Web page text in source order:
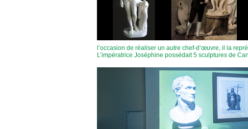
l’occasion de réaliser un autre chef-d’œuvre, il la
L’impératrice Joséphine possédait 5 sculptures de